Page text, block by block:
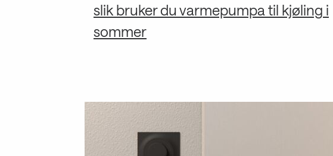
slik bruker du varmepumpa til kjøling i
sommer